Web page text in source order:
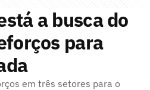
a busca do
para
em três setores para o